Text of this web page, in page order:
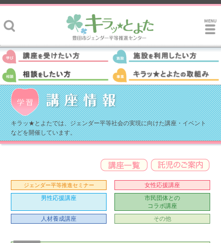
キラッ★とよたでは、ジェンダー平等社会の実現に向けた講座・イベント
などを開催しています。
ジェンダー平等推進セミナー
女性応援講座
男性応援講座
市民団体との
コラボ講座
人材養成講座
その他